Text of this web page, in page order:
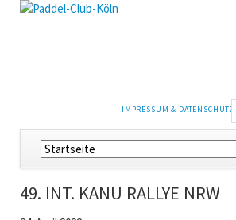
NAVIGATION
IMPRESSUM & DATENSCHUTZ
Navigation
überspringen
49. INT. KANU RALLYE NRW